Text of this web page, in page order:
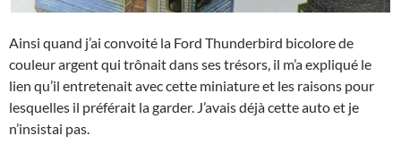
Ainsi quand j’ai convoité la Ford Thunderbird bicolore de
couleur argent qui trônait dans ses trésors, il m’a expliqué le
lien qu’il entretenait avec cette miniature et les raisons pour
lesquelles il préférait la garder. J’avais déjà cette auto et je
n’insistai pas.